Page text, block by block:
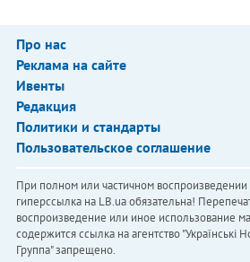
Про нас
Реклама на сайте
Ивенты
Редакция
Политики и стандарты
Пользовательское соглашение
При полном или частичном
гиперссылка на LB.ua обязательна!
воспроизведение или иное использование
содержится ссылка на агентство "Українськi
Группа" запрещено.